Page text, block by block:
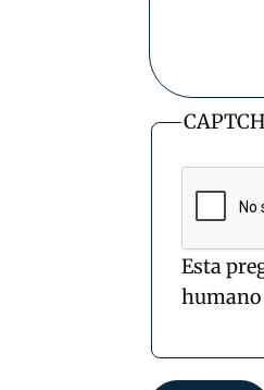
Esta
humano